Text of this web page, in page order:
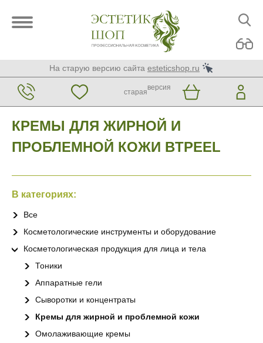
На старую версию сайта esteticshop.ru
старая
версия
КРЕМЫ ДЛЯ ЖИРНОЙ И
ПРОБЛЕМНОЙ КОЖИ BTPEEL
В категориях:
Все
Косметологические инструменты и оборудование
Косметологическая продукция для лица и тела
Тоники
Аппаратные гели
Сыворотки и концентраты
Кремы для жирной и проблемной кожи
Омолаживающие кремы